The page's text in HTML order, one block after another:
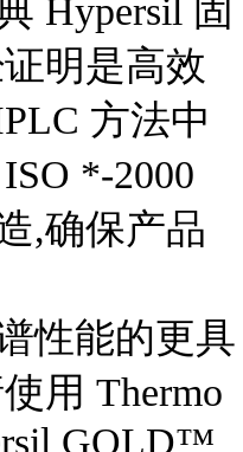
Hypersil 固
明是高效
方法中
*-2000
,确保产品
性能的更具
用 Thermo
GOLD™